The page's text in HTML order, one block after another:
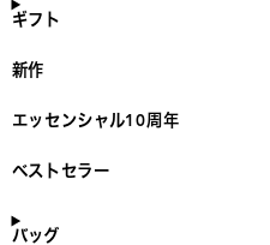
ギフト
新作
エッセンシャル10周年
ベストセラー
バッグ